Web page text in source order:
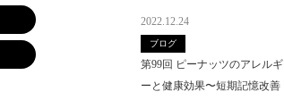
2022.12.24
ブログ
第99回 ピーナッツのアレルギ
ーと健康効果〜短期記憶改善